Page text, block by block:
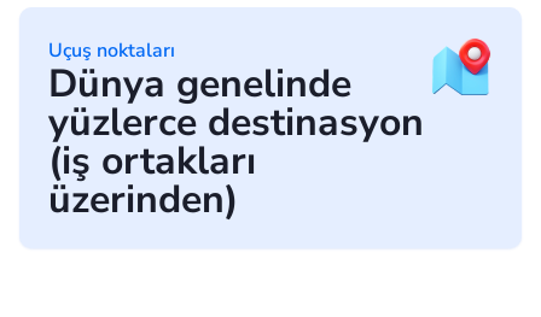
Uçuş noktaları
Dünya genelinde
yüzlerce destinasyon
(iş ortakları
üzerinden)